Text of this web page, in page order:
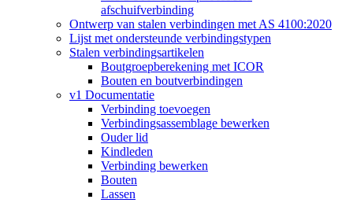
afschuifverbinding
Ontwerp van stalen verbindingen met AS 4100:2020
Lijst met ondersteunde verbindingstypen
Stalen verbindingsartikelen
Boutgroepberekening met ICOR
Bouten en boutverbindingen
v1 Documentatie
Verbinding toevoegen
Verbindingsassemblage bewerken
Ouder lid
Kindleden
Verbinding bewerken
Bouten
Lassen